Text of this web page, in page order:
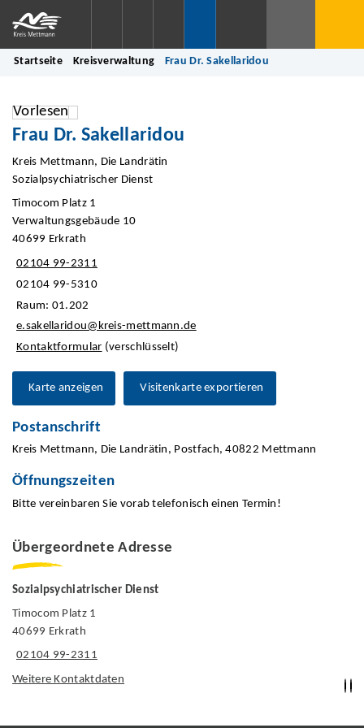
Startseite Kreisverwaltung Frau Dr. Sakellaridou
Vorlesen
Frau Dr. Sakellaridou
Kreis Mettmann, Die Landrätin
Sozialpsychiatrischer Dienst
Timocom Platz 1
Verwaltungsgebäude 10
40699 Erkrath
02104 99-2311
02104 99-5310
Raum: 01.202
e.sakellaridou@kreis-mettmann.de
Kontaktformular (verschlüsselt)
Karte anzeigen Visitenkarte exportieren
Postanschrift
Kreis Mettmann, Die Landrätin, Postfach, 40822 Mettmann
Öffnungszeiten
Bitte vereinbaren Sie vorab telefonisch einen Termin!
Übergeordnete Adresse
Sozialpsychiatrischer Dienst
Timocom Platz 1
40699 Erkrath
02104 99-2311
Weitere Kontaktdaten